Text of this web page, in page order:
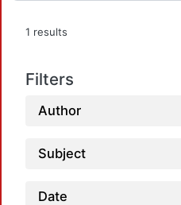
1 results
Filters
Author
Subject
Date